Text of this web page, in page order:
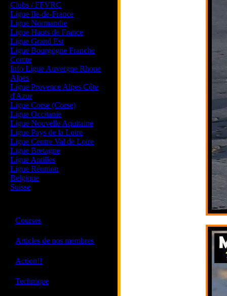
Clubs / FFVRC
Ligue Ile-de-France
Ligue Normandie
Ligue Hauts de France
Ligue Grand Est
Ligue Bourgogne Franche
Comte
Info Ligue Auvergne Rhone
Alpes
Ligue Provence Alpes Côte
d'Azur
Ligue Corse (Corse)
Ligue Occitanie
Ligue Nouvelle Aquitaine
Ligue Pays de la Loire
Ligue Centre Val de Loire
Ligue Bretagne
Ligue Antilles
Ligue Réunion
Belgique
Suisse
Courses
Articles de nos membres
Action!!
Technique